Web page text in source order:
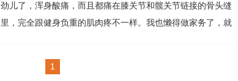
劲儿了，浑身酸痛，而且都痛在膝关节和髋关节链接的骨头缝
里，完全跟健身负重的肌肉疼不一样。我也懒得做家务了，就
温，果然37.3°。傍晚体温最高，37,7°。...
1